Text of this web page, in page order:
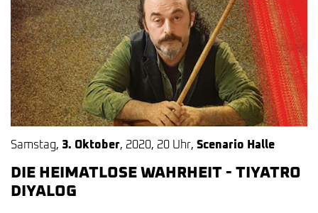
Samstag, 3. Oktober, 2020, 20 Uhr, Scenario Halle
DIE HEIMATLOSE WAHRHEIT - TIYATRO
DIYALOG